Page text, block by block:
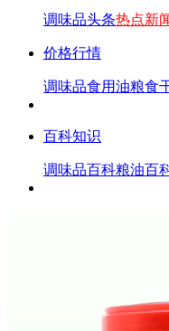
调味品头条热点新
价格行情
调味品食用油粮食
百科知识
调味品百科粮油百